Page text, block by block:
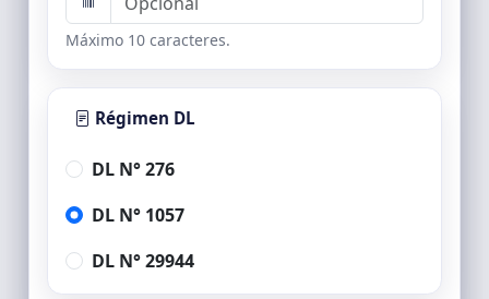
Máximo 10 caracteres.
Régimen DL
DL N° 276
DL N° 1057
DL N° 29944